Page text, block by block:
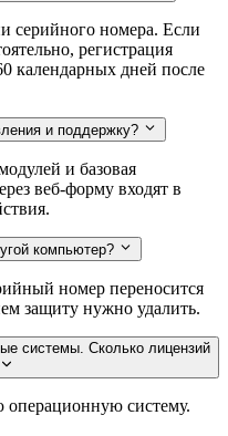
серийного номера. Если
регистрация
календарных дней после
и поддержку?
и базовая
веб-форму входят в
компьютер?
номер переносится
защиту нужно удалить.
системы. Сколько лицензий
систему.